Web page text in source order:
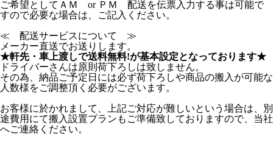
ご希望としてＡＭ or ＰＭ 配送を伝票入力する事は可能で
すので必要な場合は、ご記入ください。
≪ 配送サービスについて ≫
メーカー直送でお送りします。
★軒先・車上渡しで送料無料!が基本設定となっております★
ドライバーさんは原則荷下ろしは致しません。
その為、納品ご予定日には必ず荷下ろしや商品の搬入が可能な
人数様をご調整頂く必要がございます。
お客様に於かれまして、上記ご対応が難しいという場合は、別
途費用にて搬入設置プランもご準備致しておりますので、当社
へご連絡ください。